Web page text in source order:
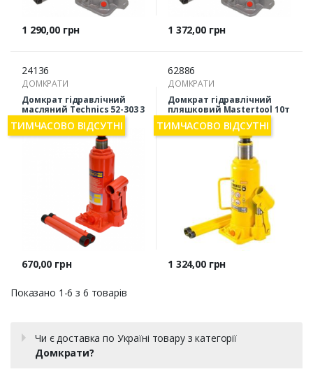
Ціна
1 290,00 грн Ціна
1 372,00 грн
24136
ДОМКРАТИ
Домкрат гідравлічний
масляний Technics 52-303 3
т
Ціна
670,00 грн
ТИМЧАСОВО ВІДСУТНІ
62886
ДОМКРАТИ
Домкрат гідравлічний
пляшковий Mastertool 10т
230-460мм 86-0100
Ціна
1 324,00 грн
ТИМЧАСОВО ВІДСУТНІ
Показано 1-6 з 6 товарів
Чи є доставка по Україні товару з категорії
Домкрати?